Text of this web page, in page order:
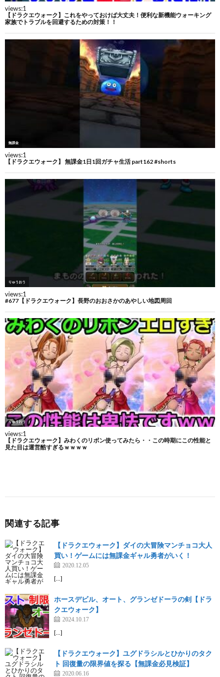
関連する記事
【ドラクエウォーク】ダイの大冒険マンチョコ大人
買い！ゲームには無課金ギャル勇者がいく！
2020.12.05
[…]
ホースデビル、オート、グランゼドーラの剣【ドラ
クエウォーク】
2024.10.17
[…]
【ドラクエウォーク】ユグドラシルとひかりのタク
ト 回復量の限界値を探る【無課金必見検証】
2020.06.16